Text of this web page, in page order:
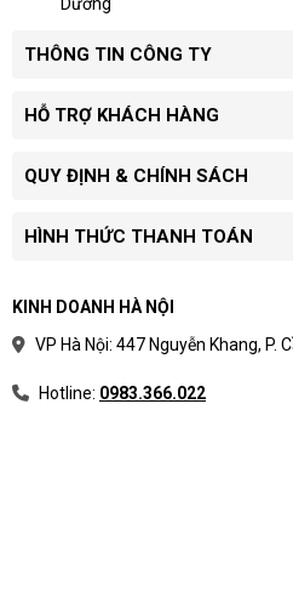
THÔNG TIN CÔNG TY
HỖ TRỢ KHÁCH HÀNG
QUY ĐỊNH & CHÍNH SÁCH
HÌNH THỨC THANH TOÁN
KINH DOANH HÀ NỘI
VP Hà Nội: 447 Nguyễn Khang, P.
Hotline: 0983.366.022